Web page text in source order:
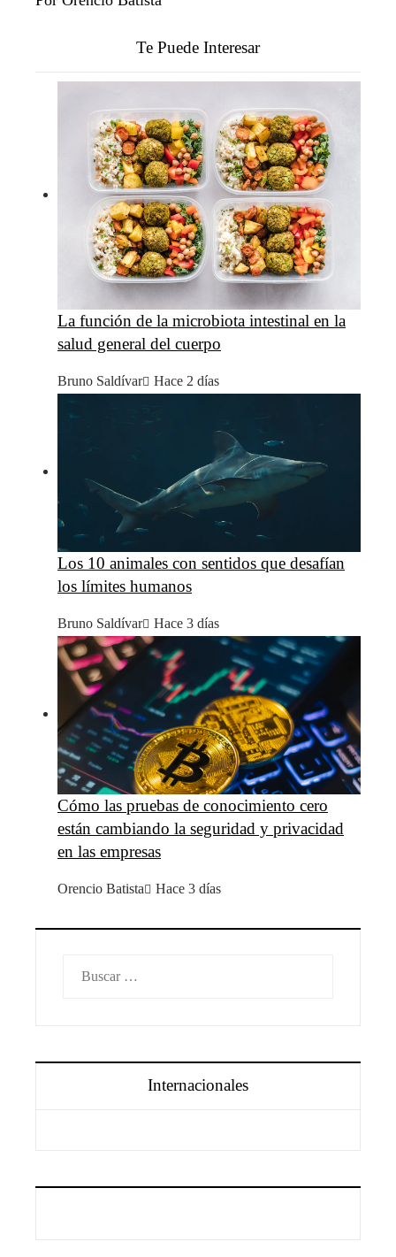
Te Puede Interesar
La función de la microbiota intestinal en la
salud general del cuerpo
Bruno Saldívar Hace 2 días
Los 10 animales con sentidos que desafían
los límites humanos
Bruno Saldívar Hace 3 días
Cómo las pruebas de conocimiento cero
están cambiando la seguridad y privacidad
en las empresas
Orencio Batista Hace 3 días
Internacionales